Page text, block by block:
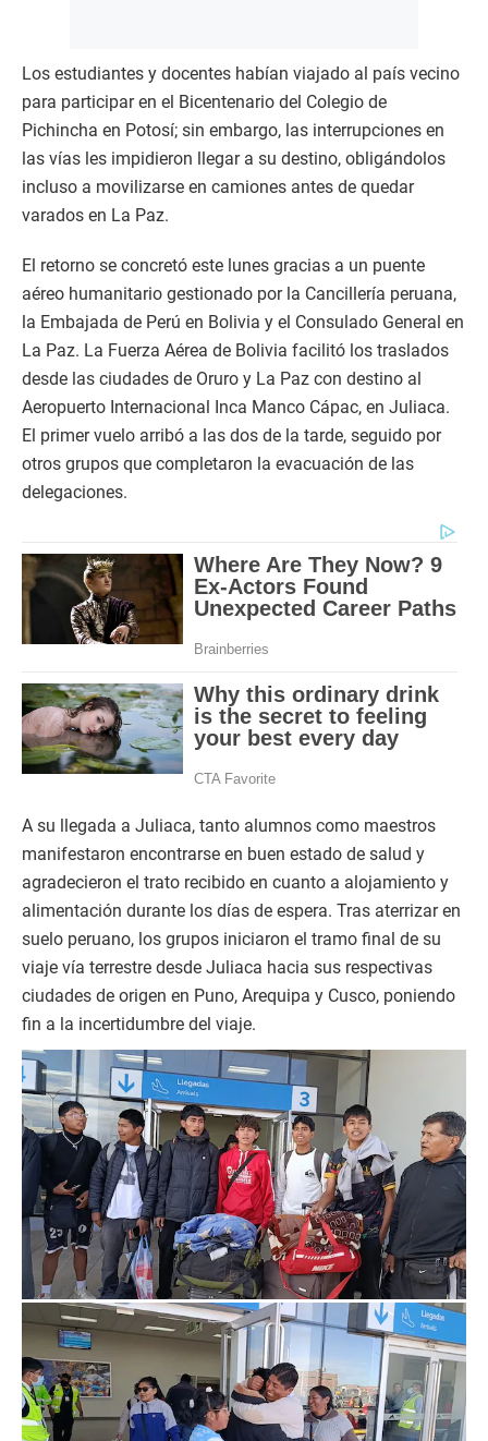
Los estudiantes y docentes habían viajado al país vecino
para participar en el Bicentenario del Colegio de
Pichincha en Potosí; sin embargo, las interrupciones en
las vías les impidieron llegar a su destino, obligándolos
incluso a movilizarse en camiones antes de quedar
varados en La Paz.
El retorno se concretó este lunes gracias a un puente
aéreo humanitario gestionado por la Cancillería peruana,
la Embajada de Perú en Bolivia y el Consulado General en
La Paz. La Fuerza Aérea de Bolivia facilitó los traslados
desde las ciudades de Oruro y La Paz con destino al
Aeropuerto Internacional Inca Manco Cápac, en Juliaca.
El primer vuelo arribó a las dos de la tarde, seguido por
otros grupos que completaron la evacuación de las
delegaciones.
A su llegada a Juliaca, tanto alumnos como maestros
manifestaron encontrarse en buen estado de salud y
agradecieron el trato recibido en cuanto a alojamiento y
alimentación durante los días de espera. Tras aterrizar en
suelo peruano, los grupos iniciaron el tramo final de su
viaje vía terrestre desde Juliaca hacia sus respectivas
ciudades de origen en Puno, Arequipa y Cusco, poniendo
fin a la incertidumbre del viaje.